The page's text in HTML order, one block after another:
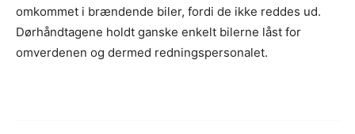
omkommet i brændende biler, fordi de ikke reddes ud.
Dørhåndtagene holdt ganske enkelt bilerne låst for
omverdenen og dermed redningspersonalet.